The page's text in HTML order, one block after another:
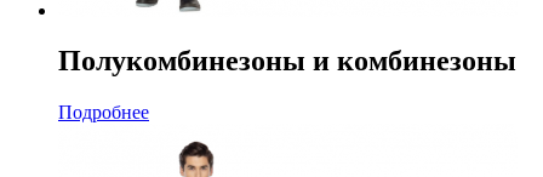
Полукомбинезоны и комбинезоны
Подробнее